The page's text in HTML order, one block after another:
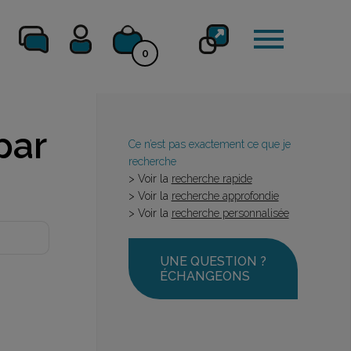
0
Ce n’est pas exactement ce que je
recherche
> Voir la recherche rapide
> Voir la recherche approfondie
> Voir la recherche personnalisée
UNE QUESTION ?
ÉCHANGEONS